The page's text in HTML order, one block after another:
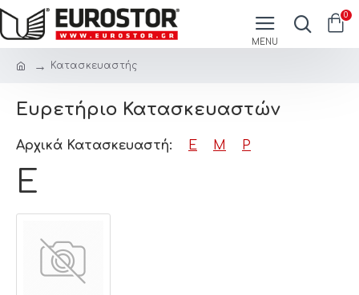
0
Κατασκευαστής
Ευρετήριο Κατασκευαστών
Αρχικά Κατασκευαστή: E M P
E